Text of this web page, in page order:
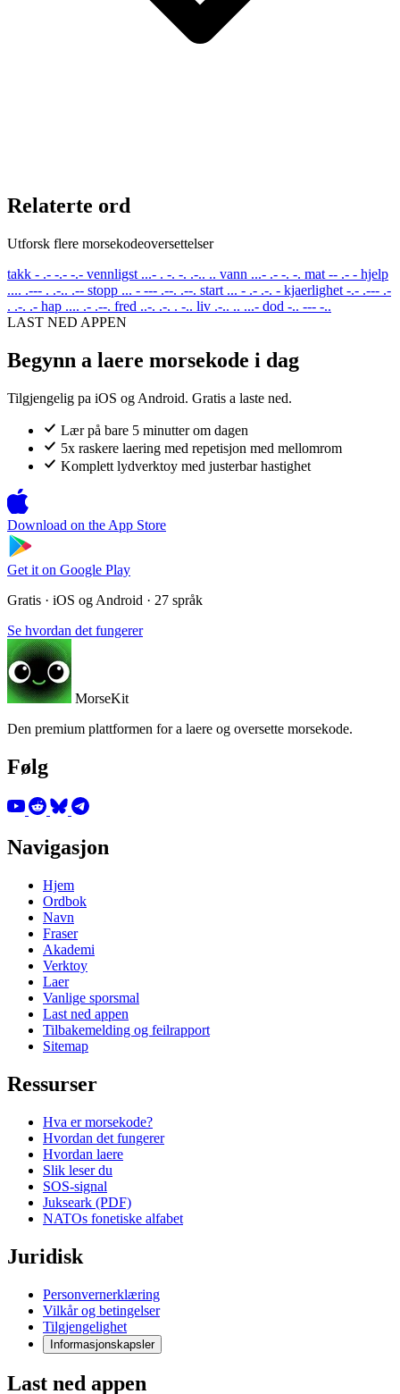
Relaterte ord
Utforsk flere morsekodeoversettelser
takk - .- -.- -.- vennligst ...- . -. -. .-.. .. vann ...- .- -. -. mat -- .- - hjelp
.... .--- . .-.. .-- stopp ... - --- .--. .--. start ... - .- .-. - kjaerlighet -.- .--- .-
. .-. .- hap .... .- .--. fred ..-. .-. . -.. liv .-.. .. ...- dod -.. --- -..
LAST NED APPEN
Begynn a laere morsekode i dag
Tilgjengelig pa iOS og Android. Gratis a laste ned.
Lær på bare 5 minutter om dagen
5x raskere laering med repetisjon med mellomrom
Komplett lydverktoy med justerbar hastighet
Download on the App Store
Get it on Google Play
Gratis · iOS og Android · 27 språk
Se hvordan det fungerer
MorseKit
Den premium plattformen for a laere og oversette morsekode.
Følg
Navigasjon
Hjem
Ordbok
Navn
Fraser
Akademi
Verktoy
Laer
Vanlige sporsmal
Last ned appen
Tilbakemelding og feilrapport
Sitemap
Ressurser
Hva er morsekode?
Hvordan det fungerer
Hvordan laere
Slik leser du
SOS-signal
Jukseark (PDF)
NATOs fonetiske alfabet
Juridisk
Personvernerklæring
Vilkår og betingelser
Tilgjengelighet
Informasjonskapsler
Last ned appen